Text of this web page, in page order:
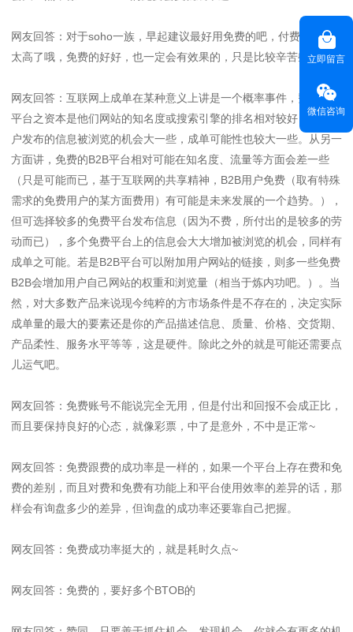
网友回答：对于soho一族，早起建议最好用免费的吧，付费平台都
太高了哦，免费的好好，也一定会有效果的，只是比较辛苦些
网友回答：互联网上成单在某种意义上讲是一个概率事件，费的B2B
平台之资本是他们网站的知名度或搜索引擎的排名相对较好，故费用
户发布的信息被浏览的机会大一些，成单可能性也较大一些。从另一
方面讲，免费的B2B平台相对可能在知名度、流量等方面会差一些
（只是可能而已，基于互联网的共享精神，B2B用户免费（取有特殊
需求的免费用户的某方面费用）有可能是未来发展的一个趋势。），
但可选择较多的免费平台发布信息（因为不费，所付出的是较多的劳
动而已），多个免费平台上的信息会大大增加被浏览的机会，同样有
成单之可能。若是B2B平台可以附加用户网站的链接，则多一些免费
B2B会增加用户自己网站的权重和浏览量（相当于炼内功吧。）。当
然，对大多数产品来说现今纯粹的方市场条件是不存在的，决定实际
成单量的最大的要素还是你的产品描述信息、质量、价格、交货期、
产品柔性、服务水平等等，这是硬件。除此之外的就是可能还需要点
儿运气吧。
网友回答：免费账号不能说完全无用，但是付出和回报不会成正比，
而且要保持良好的心态，就像彩票，中了是意外，不中是正常~
网友回答：免费跟费的成功率是一样的，如果一个平台上存在费和免
费的差别，而且对费和免费有功能上和平台使用效率的差异的话，那
样会有询盘多少的差异，但询盘的成功率还要靠自己把握。
网友回答：免费成功率挺大的，就是耗时久点~
网友回答：免费的，要好多个BTOB的
立即留言
微信咨询